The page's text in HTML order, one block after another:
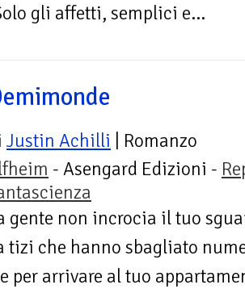
gli affetti, semplici e...
Justin Achilli | Romanzo
- Asengard Edizioni -
gente non incrocia il tuo
tizi che hanno sbagliato
per arrivare al tuo